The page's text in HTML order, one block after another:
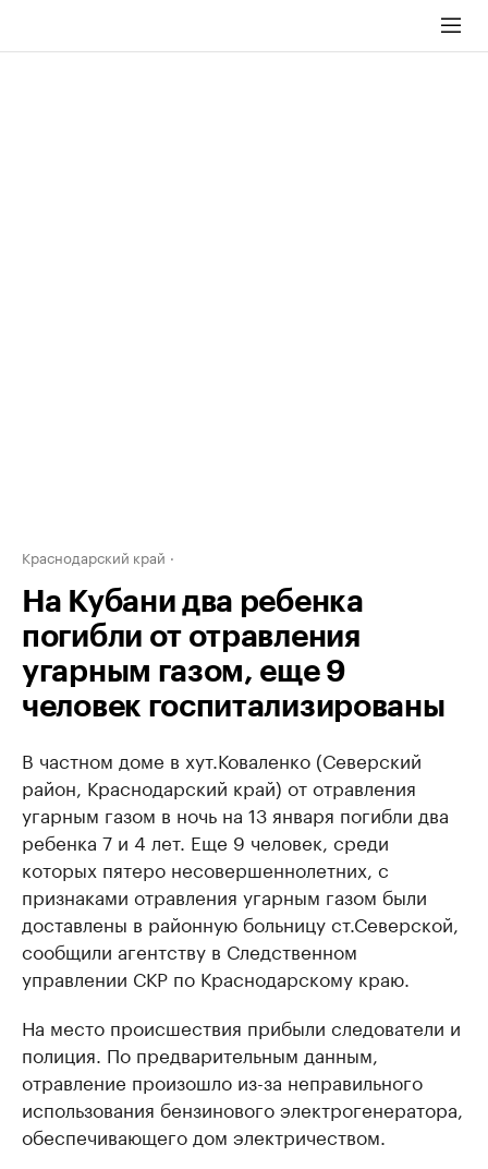
Краснодарский край
На Кубани два ребенка
погибли от отравления
угарным газом, еще 9
человек госпитализированы
В частном доме в хут.Коваленко (Северский
район, Краснодарский край) от отравления
угарным газом в ночь на 13 января погибли два
ребенка 7 и 4 лет. Еще 9 человек, среди
которых пятеро несовершеннолетних, с
признаками отравления угарным газом были
доставлены в районную больницу ст.Северской,
сообщили агентству в Следственном
управлении СКР по Краснодарскому краю.
На место происшествия прибыли следователи и
полиция. По предварительным данным,
отравление произошло из-за неправильного
использования бензинового электрогенератора,
обеспечивающего дом электричеством.